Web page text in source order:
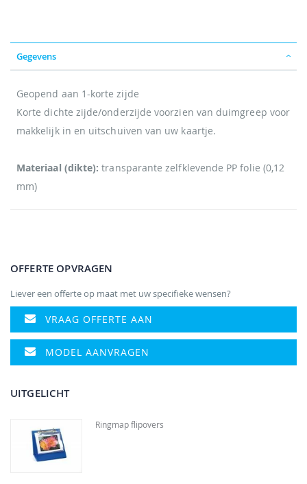
Gegevens
Geopend aan 1-korte zijde
Korte dichte zijde/onderzijde voorzien van duimgreep voor
makkelijk in en uitschuiven van uw kaartje.
Materiaal (dikte): transparante zelfklevende PP folie (0,12
mm)
OFFERTE OPVRAGEN
Liever een offerte op maat met uw specifieke wensen?
VRAAG OFFERTE AAN
MODEL AANVRAGEN
UITGELICHT
Ringmap flipovers